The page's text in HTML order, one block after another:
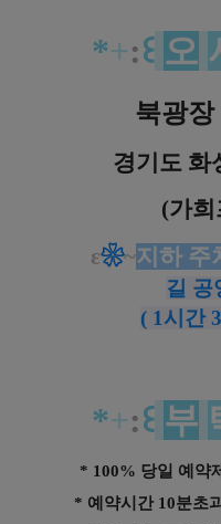
*+:꒰ 오
북광장
경기도 화
(가희
ε❀~지하 주
길 공
( 1시간
*+:꒰ 부
* 100% 당일 예약
* 예약시간 10분초